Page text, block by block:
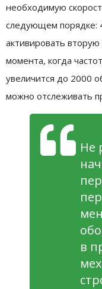
необходимую
следующем порядке:
активировать
момента, когда
увеличится до 2000
можно отслеживать
Не
в